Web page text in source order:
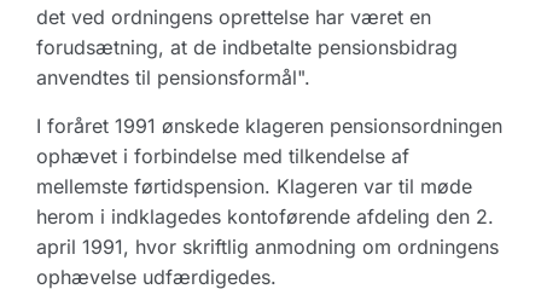
det ved ordningens oprettelse har været en
forudsætning, at de indbetalte pensionsbidrag
anvendtes til pensionsformål".
I foråret 1991 ønskede klageren pensionsordningen
ophævet i forbindelse med tilkendelse af
mellemste førtidspension. Klageren var til møde
herom i indklagedes kontoførende afdeling den 2.
april 1991, hvor skriftlig anmodning om ordningens
ophævelse udfærdigedes.